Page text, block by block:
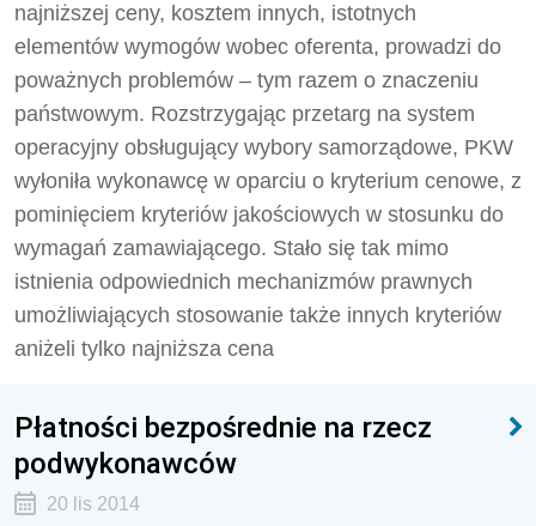
najniższej ceny, kosztem innych, istotnych
elementów wymogów wobec oferenta, prowadzi do
poważnych problemów – tym razem o znaczeniu
państwowym. Rozstrzygając przetarg na system
operacyjny obsługujący wybory samorządowe, PKW
wyłoniła wykonawcę w oparciu o kryterium cenowe, z
pominięciem kryteriów jakościowych w stosunku do
wymagań zamawiającego. Stało się tak mimo
istnienia odpowiednich mechanizmów prawnych
umożliwiających stosowanie także innych kryteriów
aniżeli tylko najniższa cena
Płatności bezpośrednie na rzecz
podwykonawców
20 lis 2014